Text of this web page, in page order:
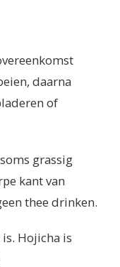
daarna
of
grassig
kant van
thee drinken.
Hojicha is